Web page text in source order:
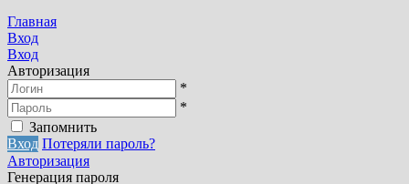
Главная
Вход
Вход
Авторизация
*
*
Запомнить
Вход Потеряли пароль?
Авторизация
Генерация пароля